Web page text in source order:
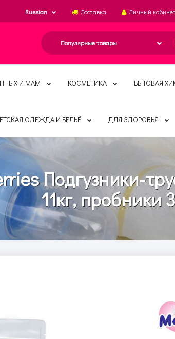
Russian Доставка Личный
И МАМ КОСМЕТИКА БЫТОВАЯ
ОДЕЖДА И БЕЛЬЁ ДЛЯ ЗДОРОВЬЯ
Подгузники-
11кг, пробники